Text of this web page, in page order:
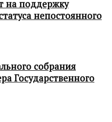
на поддержку
непостоянного
собрания
Государственного